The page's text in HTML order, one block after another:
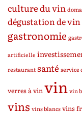
culture du vin
dégustation de vin
gastronomie
artificielle
restaurantsanté service
verres à vin vinvin
vins vins blancsvins